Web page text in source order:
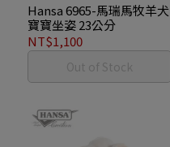
Hansa 6965-馬瑞馬牧羊犬
寶寶坐姿 23公分
NT$1,100
Out of Stock